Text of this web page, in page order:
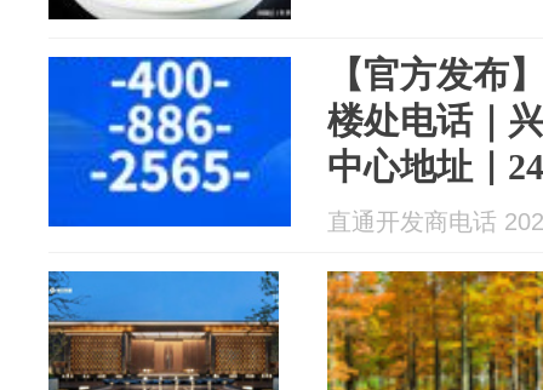
【官方发布
楼处电话｜
中心地址｜
2026 最新房
直通开发商电话